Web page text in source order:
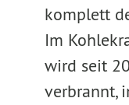
komplett
Im
wird seit
verbrannt,